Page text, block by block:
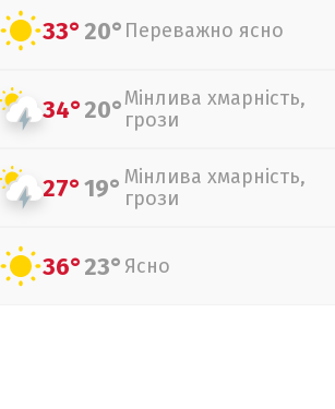
33°20° Переважно ясно
34°20°Мінлива хмарність,
грози
27°19° Мінлива хмарність,
грози
36°23° Ясно